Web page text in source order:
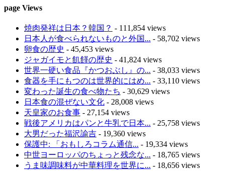
page Views
焼肉発祥は日本？韓国？ - 111,854 views
日本人が食べられないものと外国... - 58,702 views
卵食の歴史 - 45,453 views
ジャガイモと飢饉の歴史 - 41,824 views
世界一硬い食品『かつおぶし』の... - 38,033 views
食器を手にもつのは世界的にはめ... - 33,110 views
変わった誕生の食べ物たち - 30,629 views
日本食の混ぜない文化 - 28,008 views
天皇家のお食事 - 27,154 views
戦後アメリカはパンと牛乳で日本... - 25,758 views
大男だった福沢諭吉 - 19,360 views
保護中: 「おもしろコラム通信... - 19,334 views
中世ヨーロッパのちょっと残念な... - 18,765 views
うま味調味料が中華料理を世界に... - 18,656 views